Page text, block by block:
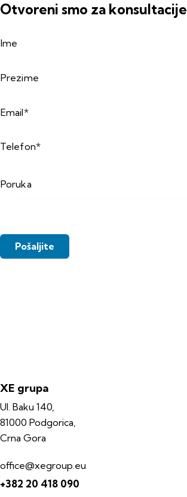
Otvoreni smo za konsultacije
XE grupa
Ul. Baku 140,
81000 Podgorica,
Crna Gora
office@xegroup.eu
+382 20 418 090